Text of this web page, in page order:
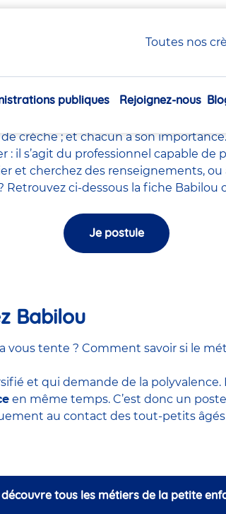
Toutes nos
Navigation
publiques Rejoignez-nous
de la petite enfance tels que le
crèche; et chacun a son
: il s’agit du professionnel capable
et cherchez des renseignements,
Retrouvez ci-dessous la fiche
Je postule
Babilou
vous tente ? Comment savoir si le
et qui demande de la polyvalence.
en même temps. C’est donc un
au contact des tout-petits âgés
tous les métiers de la petite